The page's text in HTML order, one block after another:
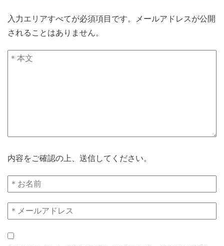
入力エリアすべてが必須項目です。メールアドレスが公開
されることはありません。
内容をご確認の上、送信してください。